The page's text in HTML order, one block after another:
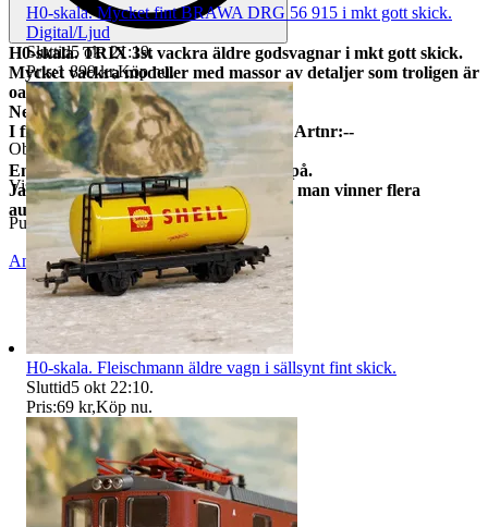
H0-skala. TRIX 3st vackra äldre godsvagnar i mkt gott skick.
Mycket vackra modeller med massor av detaljer som troligen är
oanvända eller lite använda.
Nem-fickor till kopplen.
I fina förpackningar (med lite text på). Artnr:--
Enligt bilder som visar vad du bjuder på.
Jag samfraktar alltid till lägsta pris om man vinner flera
auktioner!
Objektnr 734 623 911
Visningar 573
Publicerad
2 jun 21:37
Anmäl Sälj liknande
H0-skala. Mycket fint BRAWA DRG 56 915 i mkt gott skick.
Digital/Ljud
Sluttid5 okt 21:19.
Pris:1 899 kr,Köp nu.
H0-skala. Fleischmann äldre vagn i sällsynt fint skick.
Sluttid5 okt 22:10.
Pris:69 kr,Köp nu.